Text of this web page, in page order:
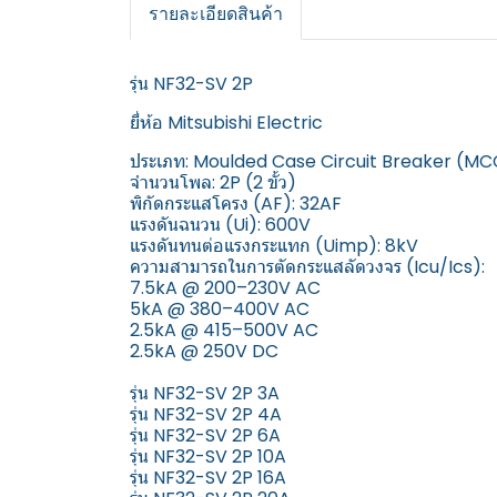
รายละเอียดสินค้า
รุ่น NF32-SV 2P
ยี่ห้อ Mitsubishi Electric
ประเภท: Moulded Case Circuit Breaker
จำนวนโพล: 2P (2 ขั้ว)
พิกัดกระแสโครง (AF): 32AF
แรงดันฉนวน (Ui): 600V
แรงดันทนต่อแรงกระแทก (Uimp): 8kV
ความสามารถในการตัดกระแสลัดวงจร (Icu/Ics):
7.5kA @ 200–230V AC
5kA @ 380–400V AC
2.5kA @ 415–500V AC
2.5kA @ 250V DC
รุ่น NF32-SV 2P 3A
รุ่น NF32-SV 2P 4A
รุ่น NF32-SV 2P 6A
รุ่น NF32-SV 2P 10A
รุ่น NF32-SV 2P 16A